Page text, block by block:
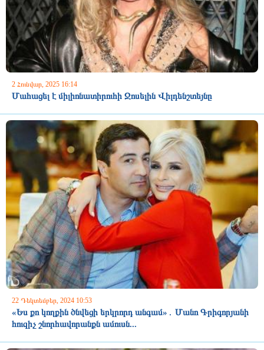
2 Հունվար, 2025 16:14
Մահացել է միլիոնատիրուհի Ջոսելին Վիլդենշտեյնը
22 Դեկտեմբեր, 2024 10:53
«Ես քո կողքին ծնվեցի երկրորդ անգամ»․ Մանո Գրիգորյանի
հուզիչ շնորհավորանքն ամուսն...